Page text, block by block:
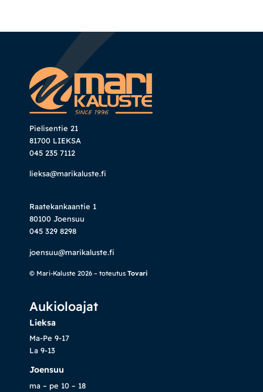
Pielisentie 21
81700 LIEKSA
045 235 7112
lieksa@marikaluste.fi
Raatekankaantie 1
80100 Joensuu
045 329 8298
joensuu@marikaluste.fi
© Mari-Kaluste 2026 – toteutus Tovari
Aukioloajat
Lieksa
Ma-Pe 9-17
La 9-13
Joensuu
ma – pe 10 – 18